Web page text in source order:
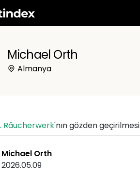
Michael Orth
Almanya
Räucherwerk'nın gözden geçirilmesi
Michael Orth
2026.05.09